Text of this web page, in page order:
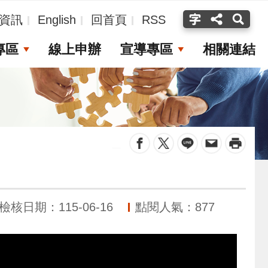
訊 English 回首頁 RSS
區 線上申辦 宣導專區 相關連結
核日期：115-06-16 點閱人氣：877